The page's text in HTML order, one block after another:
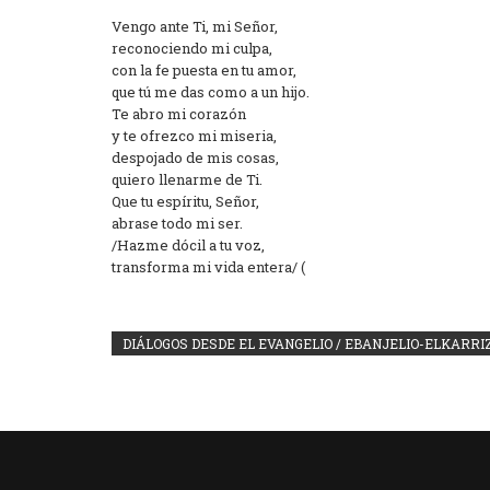
Vengo ante Ti, mi Señor,
reconociendo mi culpa,
con la fe puesta en tu amor,
que tú me das como a un hijo.
Te abro mi corazón
y te ofrezco mi miseria,
despojado de mis cosas,
quiero llenarme de Ti.
Que tu espíritu, Señor,
abrase todo mi ser.
/Hazme dócil a tu voz,
transforma mi vida entera/ (
DIÁLOGOS DESDE EL EVANGELIO / EBANJELIO-